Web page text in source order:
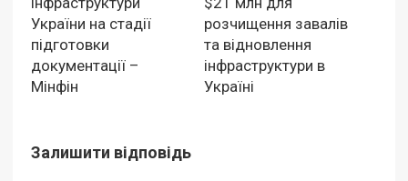
України на стадії
підготовки
документації –
Мінфін
розчищення завалів
та відновлення
інфраструктури в
Україні
Залишити відповідь